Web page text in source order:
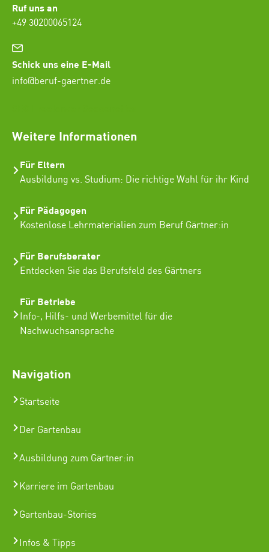
Ruf uns an
+49 30200065124
Schick uns eine E-Mail
info@beruf-gaertner.de
Weitere Informationen
Für Eltern
Ausbildung vs. Studium: Die richtige Wahl für ihr Kind
Für Pädagogen
Kostenlose Lehrmaterialien zum Beruf Gärtner:in
Für Berufsberater
Entdecken Sie das Berufsfeld des Gärtners
Für Betriebe
Info-, Hilfs- und Werbemittel für die
Nachwuchsansprache
Navigation
Startseite
Der Gartenbau
Ausbildung zum Gärtner:in
Karriere im Gartenbau
Gartenbau-Stories
Infos & Tipps